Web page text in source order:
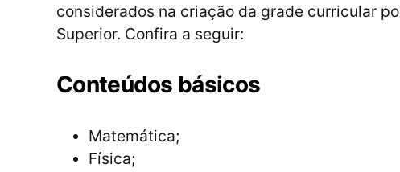
considerados na criação da grade curricular
Superior. Confira a seguir:
Conteúdos básicos
Matemática;
Física;